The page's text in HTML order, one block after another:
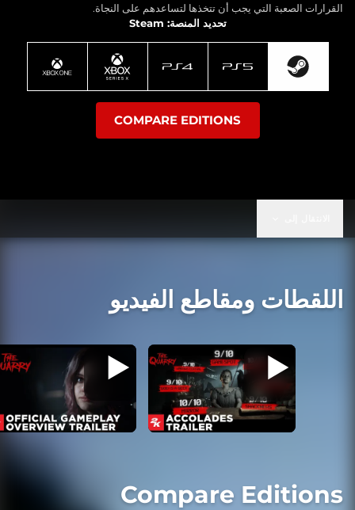
القرارات الصعبة التي يجب أن تتخذها لتساعدهم على النجاة.
تحديد المنصة: Steam
COMPARE EDITIONS
اللقطات ومقاطع الفيديو
Compare Editions